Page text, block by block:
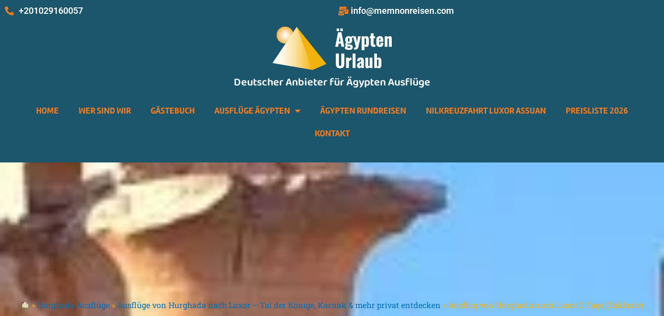
Zum
Inhalt
+201029160057 info@memnonreisen.com
Deutscher Anbieter für Ägypten Ausflüge
HOME WER SIND WIR GÄSTEBUCH AUSFLÜGE ÄGYPTEN ÄGYPTEN RUNDREISEN NILKREUZFAHRT LUXOR ASSUAN PREISLISTE 2026
KONTAKT
»Hurghada Ausflüge » Ausflüge von Hurghada nach Luxor – Tal der Könige, Karnak & mehr privat entdecken » Ausflug von Hurghada nach Luxor 2 Tage (Exklusiv)